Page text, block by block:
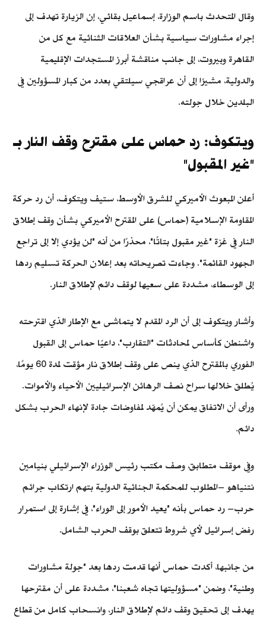
وقال المتحدث باسم الوزارة، إسماعيل بقائي، إن الزيارة تهدف إلى
إجراء مشاورات سياسية بشأن العلاقات الثنائية مع كل من
القاهرة وبيروت، إلى جانب مناقشة أبرز المستجدات الإقليمية
والدولية، مشيرًا إلى أن عراقجي سيلتقي بعدد من كبار المسؤولين في
البلدين خلال جولته.
ويتكوف: رد حماس على مقترح وقف النار بـ
"غير المقبول"
أعلن المبعوث الأميركي للشرق الأوسط، ستيف ويتكوف، أن رد حركة
المقاومة الإسلامية (حماس) على المقترح الأميركي بشأن وقف إطلاق
النار في غزة "غير مقبول بتاتًا"، محذرًا من أنه "لن يؤدي إلا إلى تراجع
الجهود القائمة". وجاءت تصريحاته بعد إعلان الحركة تسليم ردها
إلى الوسطاء، مشددة على سعيها لوقف دائم لإطلاق النار.
وأشار ويتكوف إلى أن الرد المقدم لا يتماشى مع الإطار الذي اقترحته
واشنطن كأساس لمحادثات "التقارب"، داعيًا حماس إلى القبول
الفوري بالمقترح الذي ينص على وقف إطلاق نار مؤقت لمدة 60 يومًا،
يُطلق خلالها سراح نصف الرهائن الإسرائيليين الأحياء والأموات.
ورأى أن الاتفاق يمكن أن يُمهّد لمفاوضات جادة لإنهاء الحرب بشكل
دائم.
وفي موقف متطابق، وصف مكتب رئيس الوزراء الإسرائيلي بنيامين
نتنياهو –المطلوب للمحكمة الجنائية الدولية بتهم ارتكاب جرائم
حرب– رد حماس بأنه "يعيد الأمور إلى الوراء"، في إشارة إلى استمرار
رفض إسرائيل لأي شروط تتعلق بوقف الحرب الشامل.
من جانبها، أكدت حماس أنها قدمت ردها بعد "جولة مشاورات
وطنية"، وضمن "مسؤوليتها تجاه شعبنا"، مشددة على أن مقترحها
يهدف إلى تحقيق وقف دائم لإطلاق النار، وانسحاب كامل من قطاع